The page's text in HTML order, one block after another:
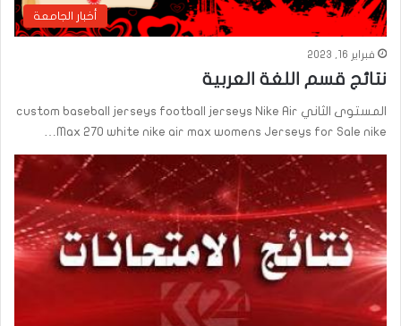
أخبار الجامعة
فبراير 16, 2023
نتائج قسم اللغة العربية
المستوى الثاني custom baseball jerseys football jerseys Nike Air
Max 270 white nike air max womens Jerseys for Sale nike…